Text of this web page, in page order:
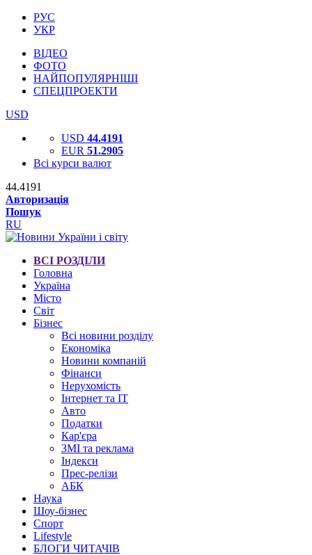
РУС
УКР
ВІДЕО
ФОТО
НАЙПОПУЛЯРНІШІ
СПЕЦПРОЕКТИ
USD
USD 44.4191
EUR 51.2905
Всі курси валют
44.4191
Авторизація
Пошук
RU
ВСІ РОЗДІЛИ
Головна
Україна
Місто
Світ
Бізнес
Всі новини розділу
Економіка
Новини компаній
Фінанси
Нерухомість
Інтернет та IT
Авто
Податки
Кар'єра
ЗМІ та реклама
Індекси
Прес-релізи
АБК
Наука
Шоу-бізнес
Спорт
Lifestyle
БЛОГИ ЧИТАЧІВ